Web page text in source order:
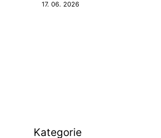
17. 06. 2026
Kategorie